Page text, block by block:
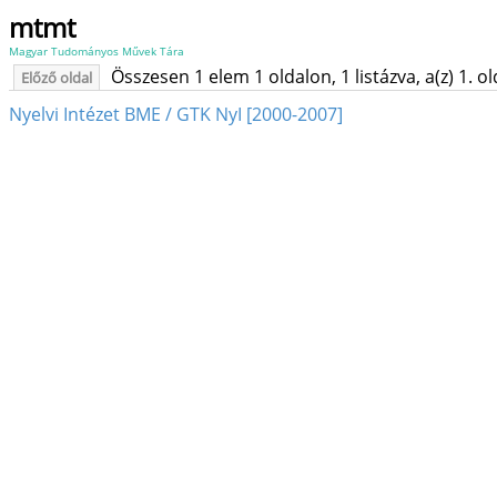
mtmt
Magyar Tudományos Művek Tára
Előző oldal
Összesen 1 elem 1 oldalon, 1 listázva, a(z) 1.
Nyelvi Intézet BME / GTK NyI [2000-2007]